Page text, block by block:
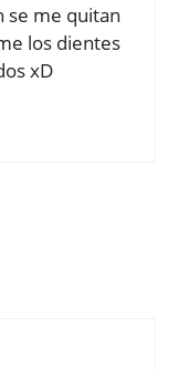
se me quitan
los dientes
xD